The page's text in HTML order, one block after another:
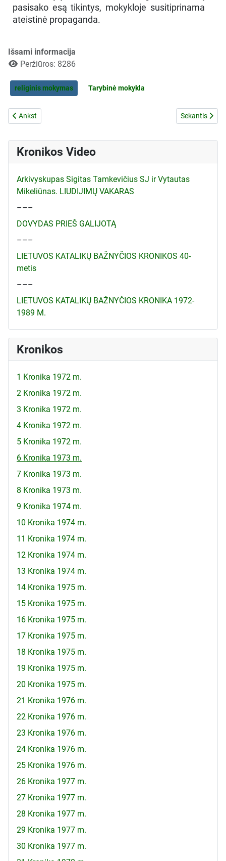
pasisako esą tikintys, mokykloje susitiprinama
ateistinė propaganda.
Išsami informacija
Peržiūros: 8286
religinis mokymas Tarybinė mokykla
Ankstesnis straipsnis: Vienas iš vyskupų apie Bažnyčios padėtį
Ankst Kitas
Sekantis
Kronikos Video
Arkivyskupas Sigitas Tamkevičius SJ ir Vytautas
Mikeliūnas. LIUDIJIMŲ VAKARAS
–––
DOVYDAS PRIEŠ GALIJOTĄ
–––
LIETUVOS KATALIKŲ BAŽNYČIOS KRONIKOS 40-
metis
–––
LIETUVOS KATALIKŲ BAŽNYČIOS KRONIKA 1972-
1989 M.
Kronikos
1 Kronika 1972 m.
2 Kronika 1972 m.
3 Kronika 1972 m.
4 Kronika 1972 m.
5 Kronika 1972 m.
6 Kronika 1973 m.
7 Kronika 1973 m.
8 Kronika 1973 m.
9 Kronika 1974 m.
10 Kronika 1974 m.
11 Kronika 1974 m.
12 Kronika 1974 m.
13 Kronika 1974 m.
14 Kronika 1975 m.
15 Kronika 1975 m.
16 Kronika 1975 m.
17 Kronika 1975 m.
18 Kronika 1975 m.
19 Kronika 1975 m.
20 Kronika 1975 m.
21 Kronika 1976 m.
22 Kronika 1976 m.
23 Kronika 1976 m.
24 Kronika 1976 m.
25 Kronika 1976 m.
26 Kronika 1977 m.
27 Kronika 1977 m.
28 Kronika 1977 m.
29 Kronika 1977 m.
30 Kronika 1977 m.